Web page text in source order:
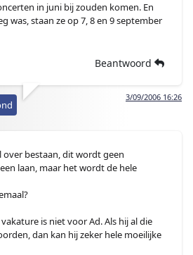
in juni bij zouden komen. En
was, staan ze op 7, 8 en 9 september
Beantwoord
3/09/2006 16:26
over bestaan, dit wordt geen
laan, maar het wordt de hele
is niet voor Ad. Als hij al die
dan kan hij zeker hele moeilijke